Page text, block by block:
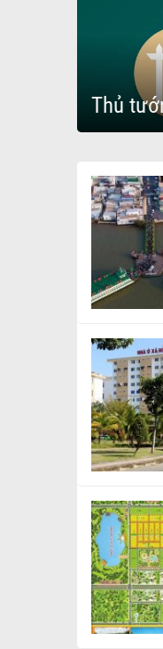
Thủ